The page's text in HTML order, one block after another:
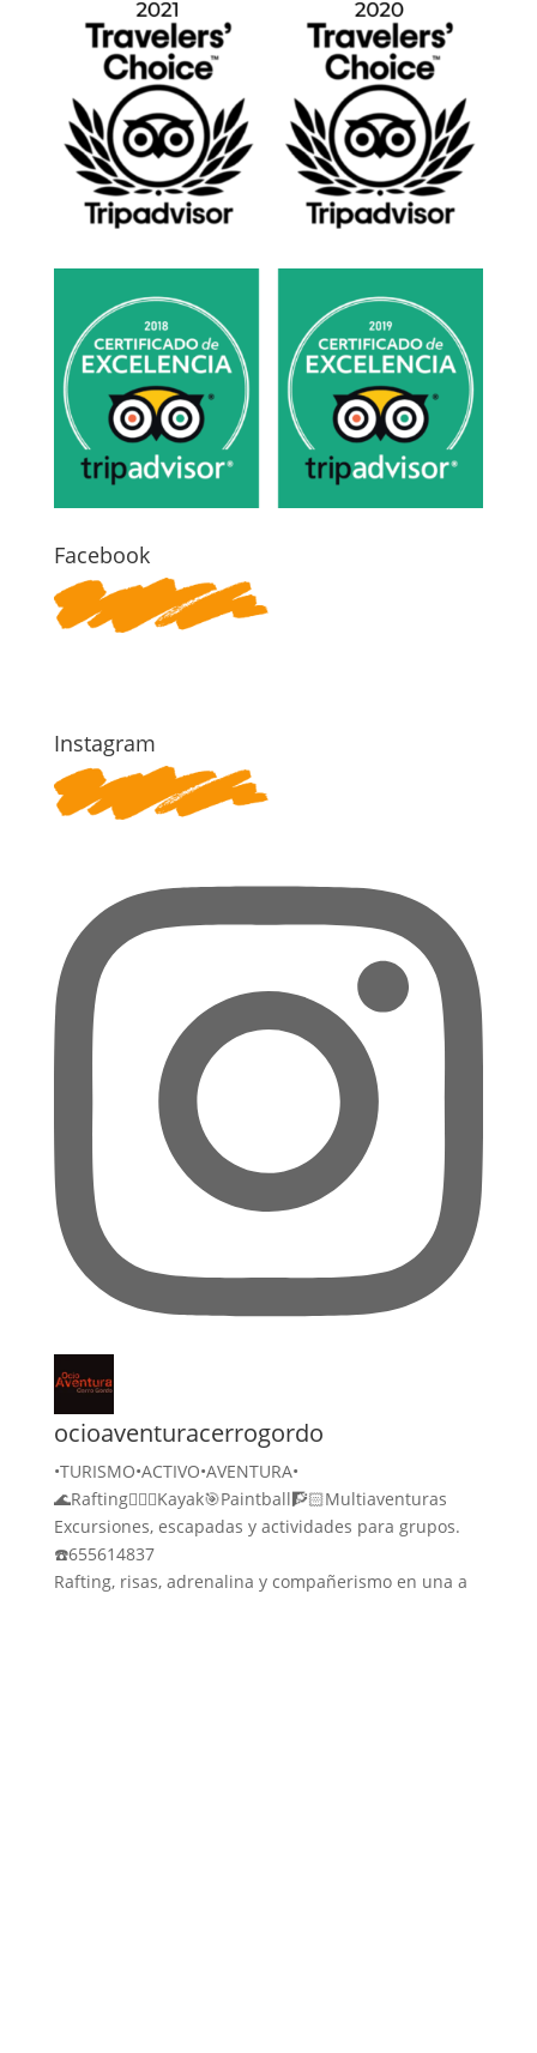
Facebook
Instagram
ocioaventuracerrogordo
•TURISMO•ACTIVO•AVENTURA•
🌊Rafting🚣🏻‍♀️Kayak🎯Paintball🧗🏻Multiaventuras
Excursiones, escapadas y actividades para grupos.
☎️655614837
Rafting, risas, adrenalina y compañerismo en una a